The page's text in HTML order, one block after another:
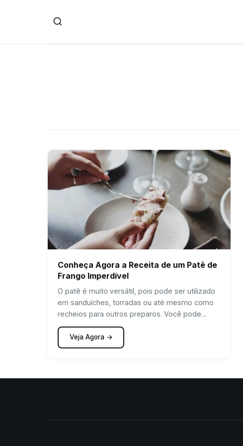
Conheça Agora a Receita de um Patê de
Frango Imperdível
O patê é muito versátil, pois pode ser utilizado
em sanduíches, torradas ou até mesmo como
recheios para outros preparos. Você pode
incluir ingredientes light nessa receita para
consumir uma refeição com menos calorias, por
exemplo.
Veja Agora →